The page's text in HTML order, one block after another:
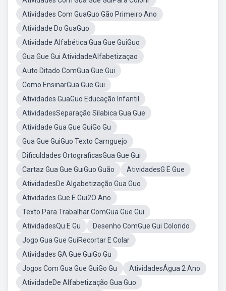
Atividades Com GuaGuo Gão Primeiro Ano
Atividade Do GuaGuo
Atividade Alfabética Gua Gue GuiGuo
Gua Gue Gui AtividadeAlfabetizaçao
Auto Ditado ComGua Gue Gui
Como EnsinarGua Gue Gui
Atividades GuaGuo Educação Infantil
AtividadesSeparação Silabica Gua Gue
Atividade Gua Gue GuiGo Gu
Gua Gue GuiGuo Texto Carnguejo
Dificuldades OrtograficasGua Gue Gui
Cartaz Gua Gue GuiGuo Guão
AtividadesG E Gue
AtividadesDe Algabetização Gua Guo
Atividades Gue E Gui2O Ano
Texto Para Trabalhar ComGua Gue Gui
AtividadesQu E Gu
Desenho ComGue Gui Colorido
Jogo Gua Gue GuiRecortar E Colar
Atividades GA Gue GuiGo Gu
Jogos Com Gua Gue GuiGo Gu
AtividadesÁgua 2 Ano
AtividadeDe Alfabetização Gua Guo